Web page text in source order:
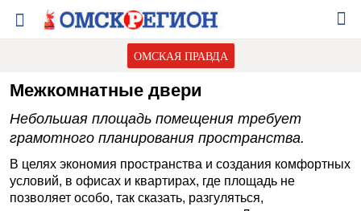
ОМСКАЯ ПРАВДА
Межкомнатные двери
Небольшая площадь помещения требует
грамотного планирования пространства.
В целях экономия пространства и создания комфортных
условий, в офисах и квартирах, где площадь не
позволяет особо, так сказать, разгуляться,